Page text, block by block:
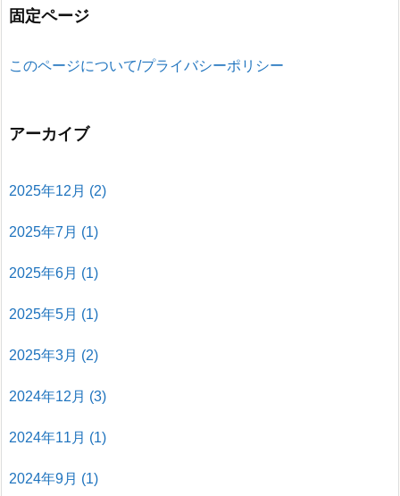
固定ページ
このページについて/プライバシーポリシー
アーカイブ
2025年12月 (2)
2025年7月 (1)
2025年6月 (1)
2025年5月 (1)
2025年3月 (2)
2024年12月 (3)
2024年11月 (1)
2024年9月 (1)